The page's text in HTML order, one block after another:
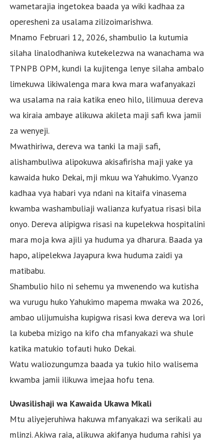
wametarajia ingetokea baada ya wiki kadhaa za
operesheni za usalama zilizoimarishwa.
Mnamo Februari 12, 2026, shambulio la kutumia
silaha linalodhaniwa kutekelezwa na wanachama wa
TPNPB OPM, kundi la kujitenga lenye silaha ambalo
limekuwa likiwalenga mara kwa mara wafanyakazi
wa usalama na raia katika eneo hilo, lilimuua dereva
wa kiraia ambaye alikuwa akileta maji safi kwa jamii
za wenyeji.
Mwathiriwa, dereva wa tanki la maji safi,
alishambuliwa alipokuwa akisafirisha maji yake ya
kawaida huko Dekai, mji mkuu wa Yahukimo. Vyanzo
kadhaa vya habari vya ndani na kitaifa vinasema
kwamba washambuliaji walianza kufyatua risasi bila
onyo. Dereva alipigwa risasi na kupelekwa hospitalini
mara moja kwa ajili ya huduma ya dharura. Baada ya
hapo, alipelekwa Jayapura kwa huduma zaidi ya
matibabu.
Shambulio hilo ni sehemu ya mwenendo wa kutisha
wa vurugu huko Yahukimo mapema mwaka wa 2026,
ambao ulijumuisha kupigwa risasi kwa dereva wa lori
la kubeba mizigo na kifo cha mfanyakazi wa shule
katika matukio tofauti huko Dekai.
Watu waliozungumza baada ya tukio hilo walisema
kwamba jamii ilikuwa imejaa hofu tena.
Uwasilishaji wa Kawaida Ukawa Mkali
Mtu aliyejeruhiwa hakuwa mfanyakazi wa serikali au
mlinzi. Akiwa raia, alikuwa akifanya huduma rahisi ya